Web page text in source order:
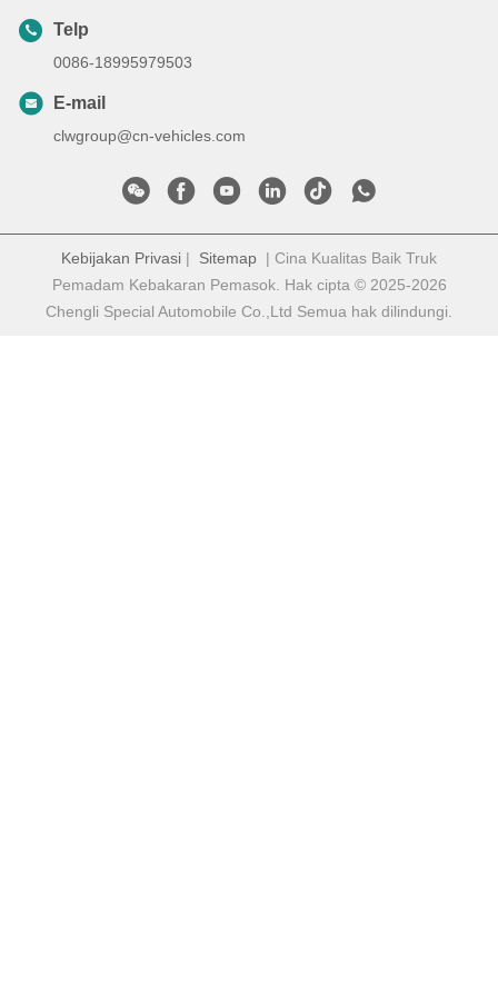
Telp
0086-18995979503
E-mail
clwgroup@cn-vehicles.com
Kebijakan Privasi | Sitemap | Cina Kualitas Baik Truk
Pemadam Kebakaran Pemasok. Hak cipta © 2025-2026
Chengli Special Automobile Co.,Ltd Semua hak dilindungi.